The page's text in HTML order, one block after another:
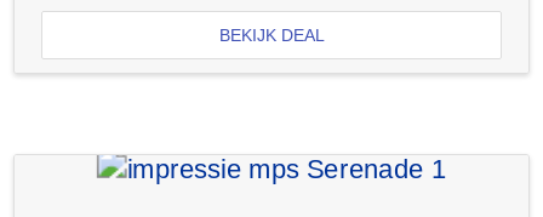
BEKIJK DEAL